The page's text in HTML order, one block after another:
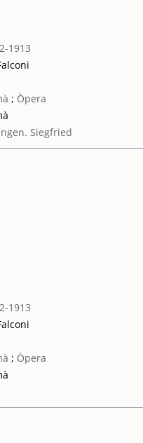
1913
; Òpera
Siegfried
1913
; Òpera